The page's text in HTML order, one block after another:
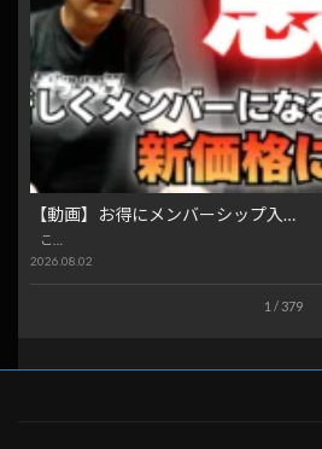
【動画】お得にメンバーシップ入…
こ…
2026.08.02
1 / 379